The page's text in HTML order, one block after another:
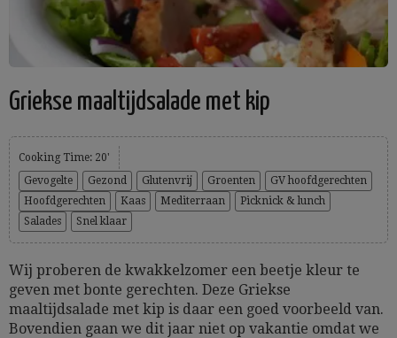
Griekse maaltijdsalade met kip
Cooking Time: 20'
Gevogelte
Gezond Glutenvrij Groenten
GV hoofdgerechten
Hoofdgerechten
Kaas Mediterraan
Picknick & lunch
Salades
Snel klaar
Wij proberen de kwakkelzomer een beetje kleur te
geven met bonte gerechten. Deze Griekse
maaltijdsalade met kip is daar een goed voorbeeld van.
Bovendien gaan we dit jaar niet op vakantie omdat we